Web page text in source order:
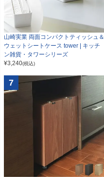
山崎実業 両面コンパクトティッシュ＆
ウェットシートケース tower | キッチ
ン雑貨・タワーシリーズ
¥3,240(税込)
7